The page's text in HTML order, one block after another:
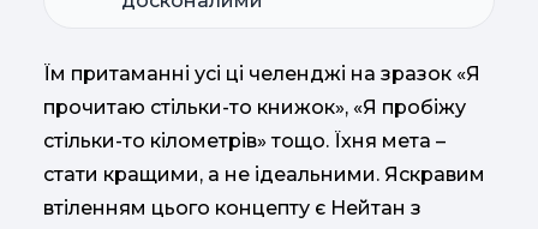
Їм притаманні усі ці челенджі на зразок «Я
прочитаю стільки-то книжок», «Я пробіжу
стільки-то кілометрів» тощо. Їхня мета –
стати кращими, а не ідеальними. Яскравим
втіленням цього концепту є Нейтан з